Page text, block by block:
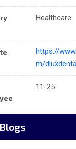
Healthcare
https://
m/
11-25